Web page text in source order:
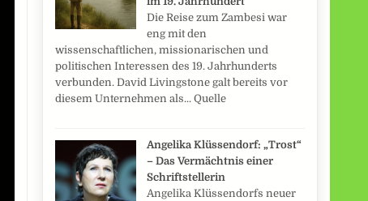
Die Reise zum Zambesi war
eng mit den
wissenschaftlichen, missionarischen und
politischen Interessen des 19. Jahrhunderts
verbunden. David Livingstone galt bereits vor
diesem Unternehmen als... Quelle
Angelika Klüssendorf: „Trost“
– Das Vermächtnis einer
Schriftstellerin
Angelika Klüssendorfs neuer